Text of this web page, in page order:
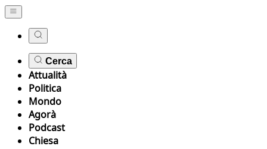
Cerca
Attualità
Politica
Mondo
Agorà
Podcast
Chiesa